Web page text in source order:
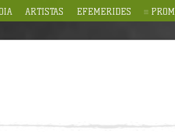
ARTISTAS EFEMERIDES